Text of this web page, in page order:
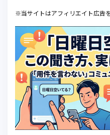
※当サイトはアフィリエイト広告